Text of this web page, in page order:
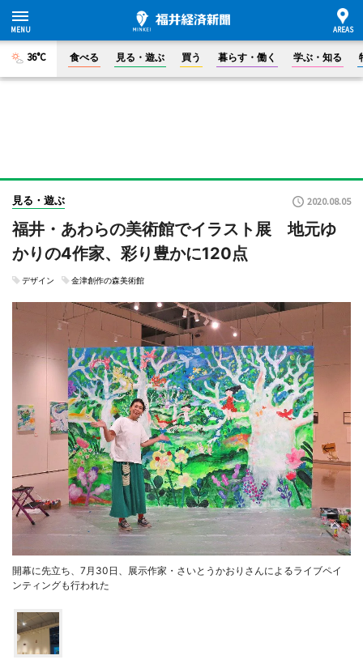
36°C 食べる 見る・遊ぶ 買う 暮らす・働く 学ぶ・知る
見る・遊ぶ 2020.08.05
福井・あわらの美術館でイラスト展 地元ゆ
かりの4作家、彩り豊かに120点
デザイン 金津創作の森美術館
開幕に先立ち、7月30日、展示作家・さいとうかおりさんによるライブペイ
ンティングも行われた